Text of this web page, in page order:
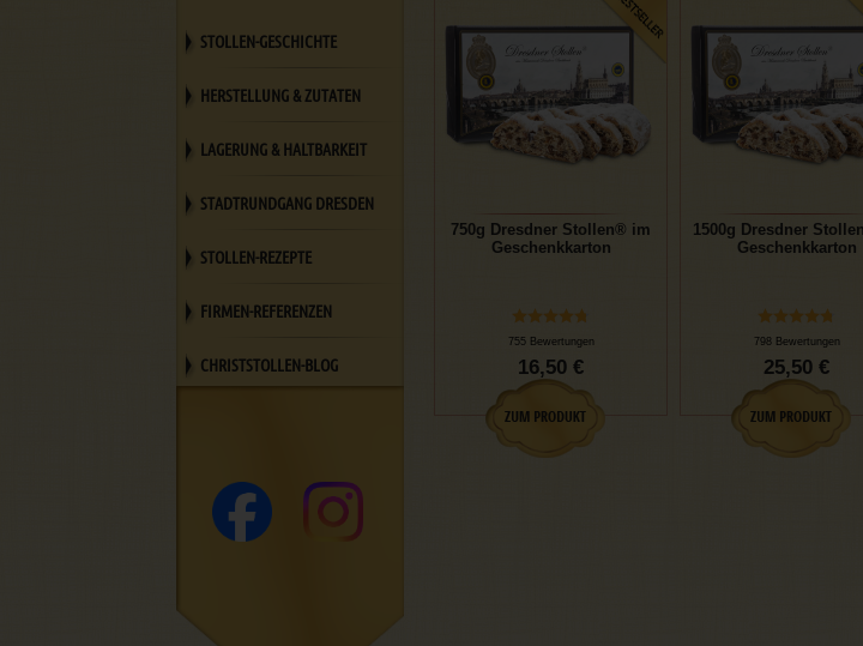
750g Dresdner Stollen® im
Geschenkkarton
755 Bewertungen
16,50 €
1500g Dresdner
Geschenkkarton
798 Bewertungen
25,50 €
STOLLEN-GESCHICHTE
HERSTELLUNG & ZUTATEN
LAGERUNG & HALTBARKEIT
STADTRUNDGANG DRESDEN
STOLLEN-REZEPTE
FIRMEN-REFERENZEN
CHRISTSTOLLEN-BLOG